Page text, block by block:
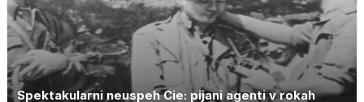
Spektakularni neuspeh Cie: pijani agenti v rokah